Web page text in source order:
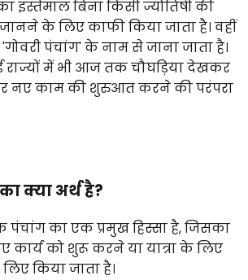
इस्तेमाल बिना किसी ज्योतिषी की
के लिए काफी किया जाता है। वहीं
पंचांग' के नाम से जाना जाता है।
राज्यों में भी आज तक चौघड़िया देखकर
और नए काम की शुरुआत करने की परंपरा
क्या अर्थ है?
पंचांग का एक प्रमुख हिस्सा है, जिसका
कार्य को शुरू करने या यात्रा के लिए
किया जाता है।